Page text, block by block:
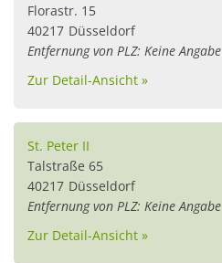
Florastr. 15
40217 Düsseldorf
Entfernung von PLZ: Keine Angabe
Zur Detail-Ansicht »
St. Peter II
Talstraße 65
40217 Düsseldorf
Entfernung von PLZ: Keine Angabe
Zur Detail-Ansicht »